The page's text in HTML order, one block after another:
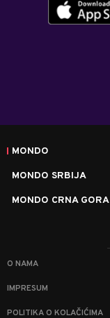
MONDO
MONDO SRBIJA
MONDO CRNA GORA
O NAMA
IMPRESUM
POLITIKA O KOLAČIĆIMA